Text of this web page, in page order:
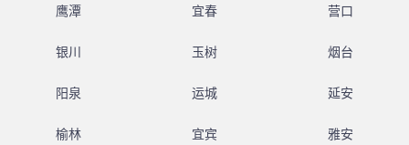
鹰潭 宜春 营口
银川 玉树 烟台
阳泉 运城 延安
榆林 宜宾 雅安